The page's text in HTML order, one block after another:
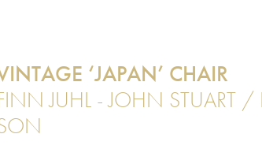
‘JAPAN’ CHAIR
JUHL - JOHN STUART /